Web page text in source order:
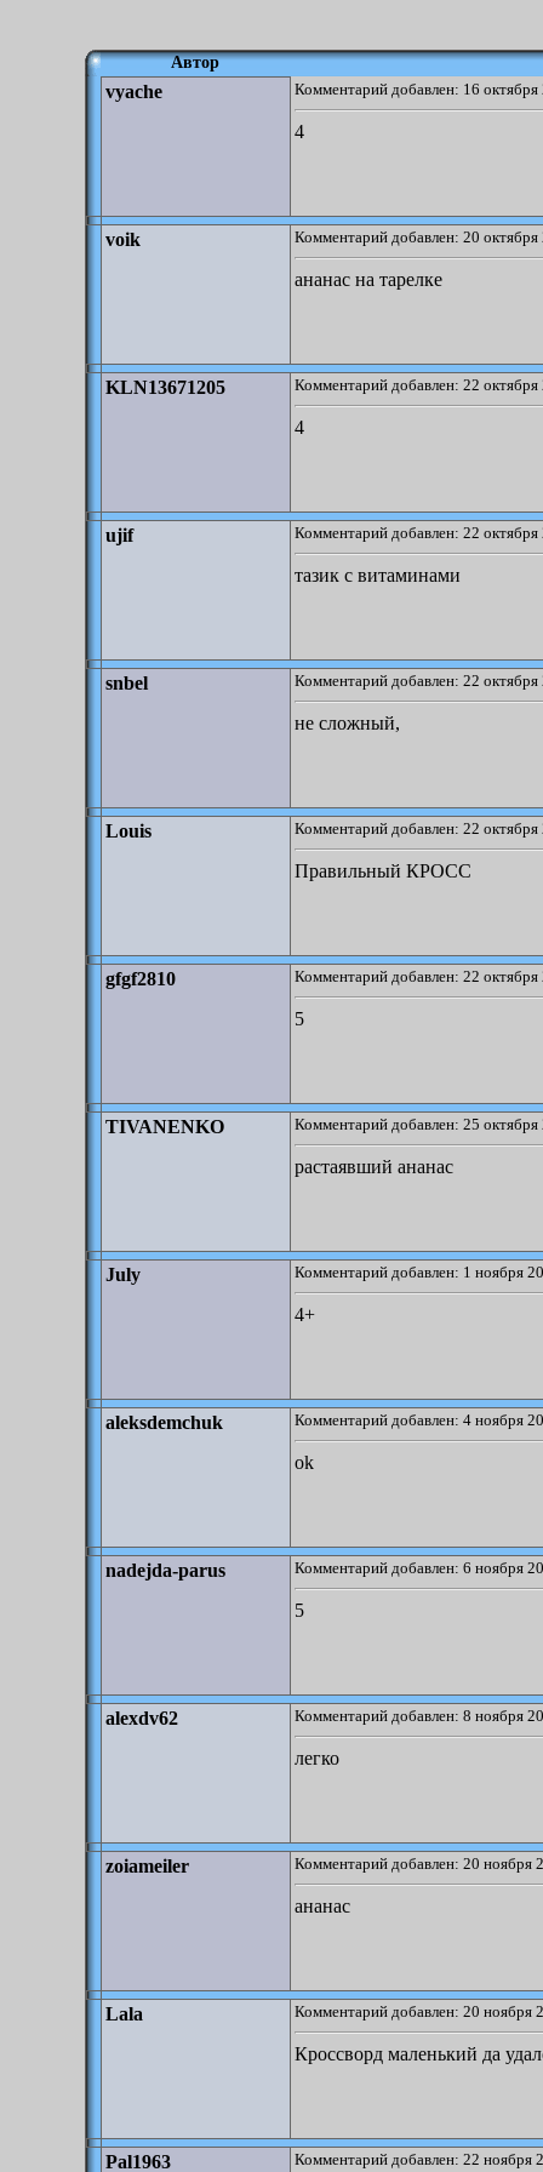
Автор
vyache Комментарий добавлен: 16
4
voik Комментарий добавлен: 20
ананас на тарелке
KLN13671205 Комментарий добавлен: 22
4
ujif Комментарий добавлен: 22
тазик с витаминами
snbel Комментарий добавлен: 22
не сложный,
Louis Комментарий добавлен: 22
Правильный КРОСС
gfgf2810 Комментарий добавлен: 22
5
TIVANENKO Комментарий добавлен: 25
растаявший ананас
July Комментарий добавлен: 1 ноября
4+
aleksdemchuk Комментарий добавлен: 4 ноября
ok
nadejda-parus Комментарий добавлен: 6 ноября
5
alexdv62 Комментарий добавлен: 8 ноября
легко
zoiameiler Комментарий добавлен: 20 ноября
ананас
Lala Комментарий добавлен: 20 ноября
Кроссворд маленький да
Pal1963 Комментарий добавлен: 22 ноября